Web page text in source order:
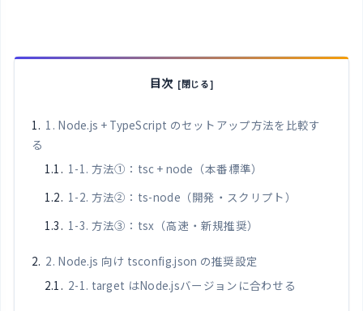
目次
1. Node.js + TypeScript のセットアップ方法を比較す
る
1-1. 方法①：tsc + node（本番標準）
1-2. 方法②：ts-node（開発・スクリプト）
1-3. 方法③：tsx（高速・新規推奨）
2. Node.js 向け tsconfig.json の推奨設定
2-1. target はNode.jsバージョンに合わせる